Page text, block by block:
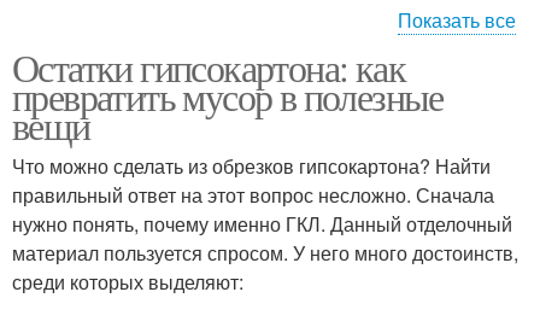
гипсокартона
Арки из гипсокартона
Стеллажи из
гипсокартона
Шкаф из гипсокартона
Показать все
Остатки гипсокартона: как
превратить мусор в полезные
вещи
Что можно сделать из обрезков гипсокартона? Найти
правильный ответ на этот вопрос несложно. Сначала
нужно понять, почему именно ГКЛ. Данный отделочный
материал пользуется спросом. У него много достоинств,
среди которых выделяют: